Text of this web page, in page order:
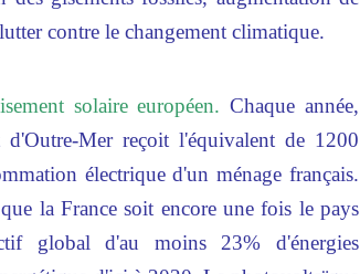
contre le changement climatique.
solaire européen. Chaque année,
Mer reçoit l'équivalent de 1200
électrique d'un ménage français.
la France soit encore une fois le pays
global d'au moins 23% d'énergies